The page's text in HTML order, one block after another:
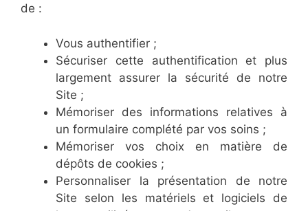
de :
Vous authentifier ;
Sécuriser cette authentification et plus
largement assurer la sécurité de notre
Site ;
Mémoriser des informations relatives à
un formulaire complété par vos soins ;
Mémoriser vos choix en matière de
dépôts de cookies ;
Personnaliser la présentation de notre
Site selon les matériels et logiciels de